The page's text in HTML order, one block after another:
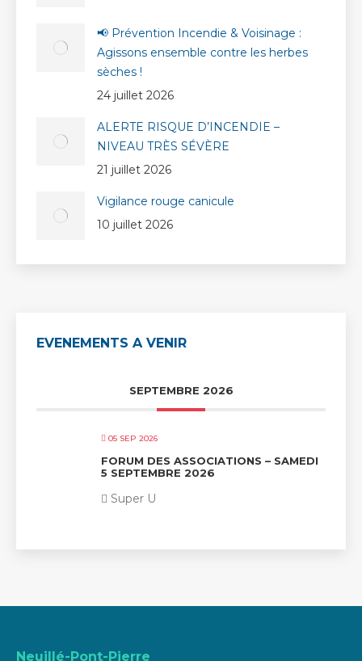
📢 Prévention Incendie & Voisinage :
Agissons ensemble contre les herbes
sèches !
24 juillet 2026
ALERTE RISQUE D’INCENDIE –
NIVEAU TRÈS SÉVÈRE
21 juillet 2026
Vigilance rouge canicule
10 juillet 2026
EVENEMENTS A VENIR
SEPTEMBRE 2026
05 SEP 2026
FORUM DES ASSOCIATIONS – SAMEDI
5 SEPTEMBRE 2026
Super U
Neuillé-Pont-Pierre